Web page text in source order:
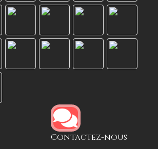
Contactez-nous